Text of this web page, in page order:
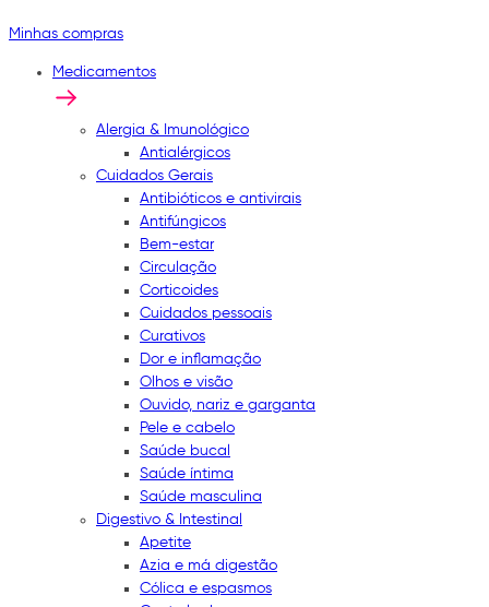
Minhas compras
Medicamentos
Alergia & Imunológico
Antialérgicos
Cuidados Gerais
Antibióticos e antivirais
Antifúngicos
Bem-estar
Circulação
Corticoides
Cuidados pessoais
Curativos
Dor e inflamação
Olhos e visão
Ouvido, nariz e garganta
Pele e cabelo
Saúde bucal
Saúde íntima
Saúde masculina
Digestivo & Intestinal
Apetite
Azia e má digestão
Cólica e espasmos